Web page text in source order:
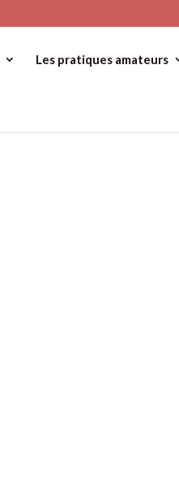
Les pratiques amateurs